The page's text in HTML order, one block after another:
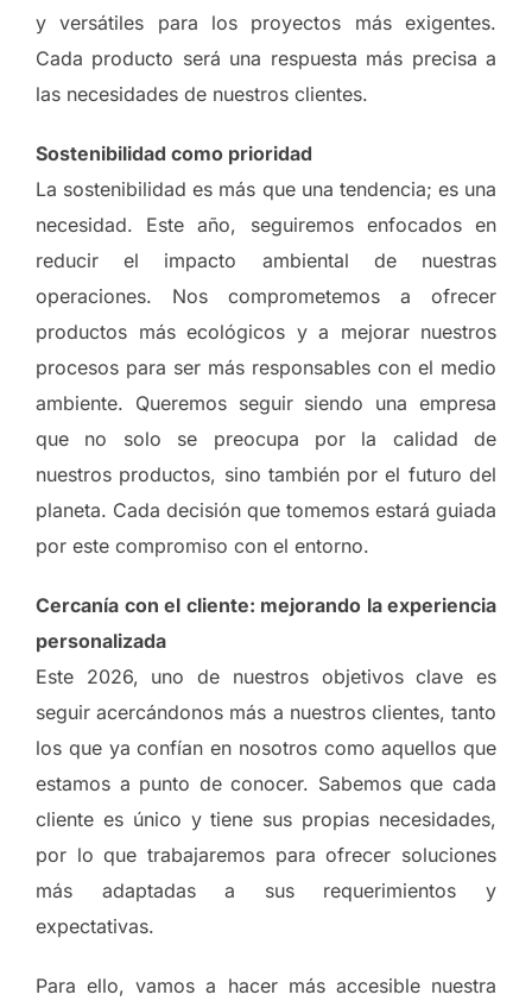
y versátiles para los proyectos más exigentes.
Cada producto será una respuesta más precisa a
las necesidades de nuestros clientes.
Sostenibilidad como prioridad
La sostenibilidad es más que una tendencia; es una
necesidad. Este año, seguiremos enfocados en
reducir el impacto ambiental de nuestras
operaciones. Nos comprometemos a ofrecer
productos más ecológicos y a mejorar nuestros
procesos para ser más responsables con el medio
ambiente. Queremos seguir siendo una empresa
que no solo se preocupa por la calidad de
nuestros productos, sino también por el futuro del
planeta. Cada decisión que tomemos estará guiada
por este compromiso con el entorno.
Cercanía con el cliente: mejorando la experiencia
personalizada
Este 2026, uno de nuestros objetivos clave es
seguir acercándonos más a nuestros clientes, tanto
los que ya confían en nosotros como aquellos que
estamos a punto de conocer. Sabemos que cada
cliente es único y tiene sus propias necesidades,
por lo que trabajaremos para ofrecer soluciones
más adaptadas a sus requerimientos y
expectativas.
Para ello, vamos a hacer más accesible nuestra